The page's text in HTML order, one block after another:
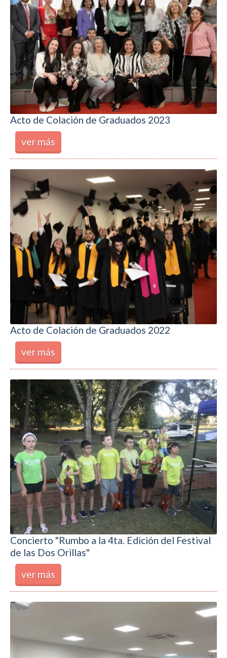
Acto de Colación de Graduados 2023
ver más
Acto de Colación de Graduados 2022
ver más
Concierto "Rumbo a la 4ta. Edición del Festival
de las Dos Orillas"
ver más